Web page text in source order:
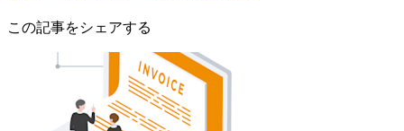
この記事をシェアする